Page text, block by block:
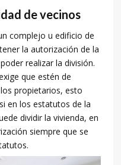
de vecinos
complejo u edificio de
la autorización de la
realizar la división.
que estén de
propietarios, esto
en los estatutos de la
dividir la vivienda, en
siempre que se